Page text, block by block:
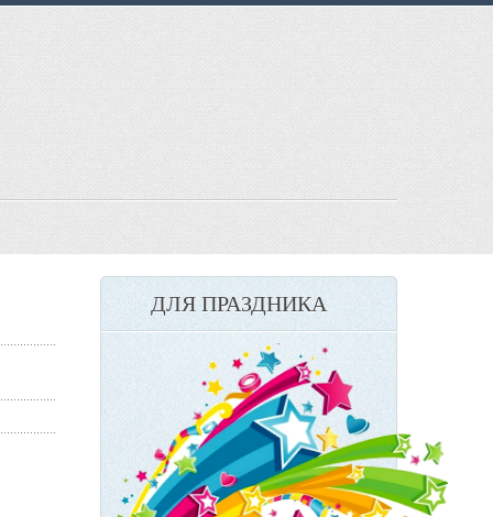
ДЛЯ ПРАЗДНИКА